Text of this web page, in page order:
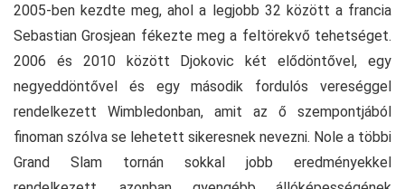
2005-ben kezdte meg, ahol a legjobb 32 között a francia
Sebastian Grosjean fékezte meg a feltörekvő tehetséget.
2006 és 2010 között Djokovic két elődöntővel, egy
negyeddöntővel és egy második fordulós vereséggel
rendelkezett Wimbledonban, amit az ő szempontjából
finoman szólva se lehetett sikeresnek nevezni. Nole a többi
Grand Slam tornán sokkal jobb eredményekkel